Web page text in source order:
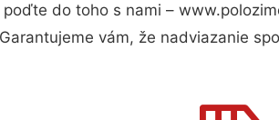
poďte do toho s nami –
vám, že nadviazanie